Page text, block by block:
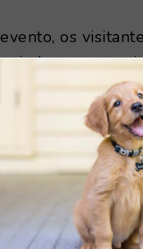
os
com os
Animal de
onde
Bonito, e o
primeira vez